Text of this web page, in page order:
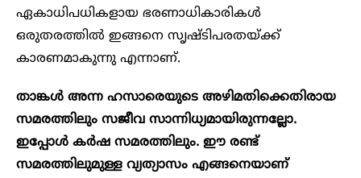
ഏകാധിപധികളായ ഭരണാധികാരികൾ
ഒരുതരത്തിൽ ഇങ്ങനെ സൃഷ്ടിപരതയ്ക്ക്
കാരണമാകുന്നു എന്നാണ്.
താങ്കൾ അന്ന ഹസാരെയുടെ അഴിമതിക്കെതിരായ
സമരത്തിലും സജീവ സാന്നിധ്യമായിരുന്നല്ലോ.
ഇപ്പോൾ കർഷ സമരത്തിലും. ഈ രണ്ട്
സമരത്തിലുമുള്ള വ്യത്യാസം എങ്ങനെയാണ്